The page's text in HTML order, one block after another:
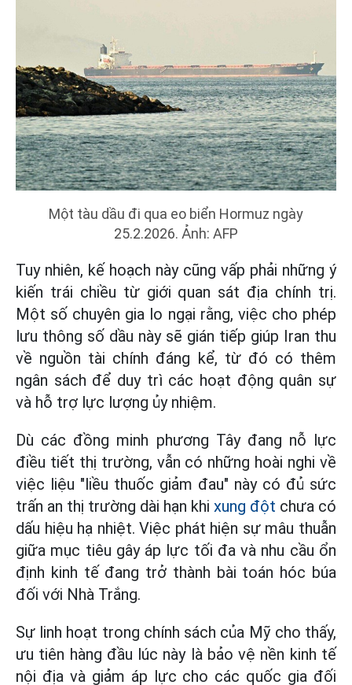
Một tàu dầu đi qua eo biển Hormuz ngày
25.2.2026. Ảnh: AFP
Tuy nhiên, kế hoạch này cũng vấp phải những ý
kiến trái chiều từ giới quan sát địa chính trị.
Một số chuyên gia lo ngại rằng, việc cho phép
lưu thông số dầu này sẽ gián tiếp giúp Iran thu
về nguồn tài chính đáng kể, từ đó có thêm
ngân sách để duy trì các hoạt động quân sự
và hỗ trợ lực lượng ủy nhiệm.
Dù các đồng minh phương Tây đang nỗ lực
điều tiết thị trường, vẫn có những hoài nghi về
việc liệu "liều thuốc giảm đau" này có đủ sức
trấn an thị trường dài hạn khi xung đột chưa có
dấu hiệu hạ nhiệt. Việc phát hiện sự mâu thuẫn
giữa mục tiêu gây áp lực tối đa và nhu cầu ổn
định kinh tế đang trở thành bài toán hóc búa
đối với Nhà Trắng.
Sự linh hoạt trong chính sách của Mỹ cho thấy,
ưu tiên hàng đầu lúc này là bảo vệ nền kinh tế
nội địa và giảm áp lực cho các quốc gia đối